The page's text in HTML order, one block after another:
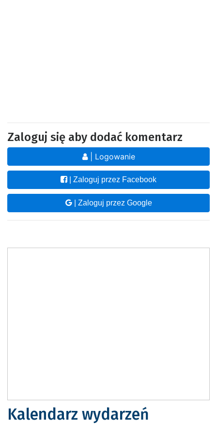
Zaloguj się aby dodać komentarz
| Logowanie
| Zaloguj przez Facebook
| Zaloguj przez Google
Kalendarz wydarzeń